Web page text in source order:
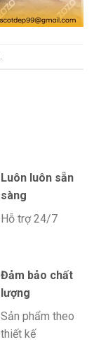
Luôn luôn sẵn
sàng
Hỗ trợ 24/7
Đảm bảo chất
lượng
Sản phẩm theo
thiết kế